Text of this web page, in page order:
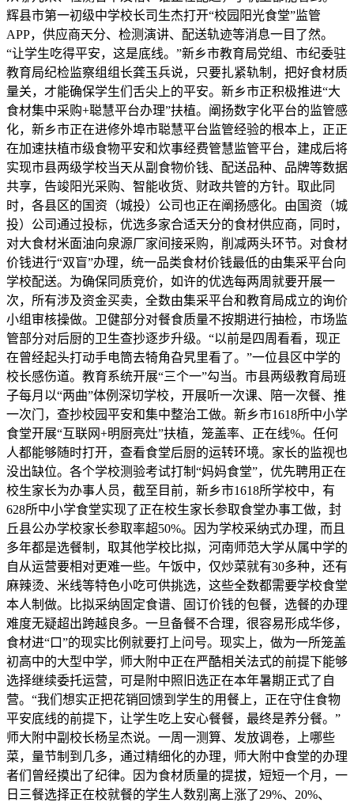
辉县市第一初级中学校长司生杰打开“校园阳光食堂”监管
APP，供应商天分、检测演讲、配送轨迹等消息一目了然。
“让学生吃得平安，这是底线。”新乡市教育局党组、市纪委驻
教育局纪检监察组组长龚玉兵说，只要扎紧轨制，把好食材质
量关，才能确保学生们舌尖上的平安。新乡市正积极推进“大
食材集中采购+聪慧平台办理”扶植。阐扬数字化平台的监管感
化，新乡市正在进修外埠市聪慧平台监管经验的根本上，正正
在加速扶植市级食物平安和炊事经费管慧监管平台，建成后将
实现市县两级学校当天从副食物价钱、配送品种、品牌等数据
共享，告竣阳光采购、智能收货、财政共管的方针。取此同
时，各县区的国资（城投）公司也正在阐扬感化。由国资（城
投）公司通过投标，优选多家合适天分的食材供应商，同时，
对大食材米面油向泉源厂家间接采购，削减两头环节。对食材
价钱进行“双盲”办理，统一品类食材价钱最低的由集采平台向
学校配送。为确保同质竞价，如许的优选每两周就要开展一
次，所有涉及资金买卖，全数由集采平台和教育局成立的询价
小组审核操做。卫健部分对餐食质量不按期进行抽检，市场监
管部分对后厨的卫生查抄逐步升级。“以前是四周看看，现正
在曾经起头打动手电筒去犄角旮旯里看了。”一位县区中学的
校长感伤道。教育系统开展“三个一”勾当。市县两级教育局班
子每月以“两曲”体例深切学校，开展听一次课、陪一次餐、推
一次门，查抄校园平安和集中整治工做。新乡市1618所中小学
食堂开展“互联网+明厨亮灶”扶植，笼盖率、正在线%。任何
人都能够随时打开，查看食堂后厨的运转环境。家长的监视也
没出缺位。各个学校测验考试打制“妈妈食堂”，优先聘用正在
校生家长为办事人员，截至目前，新乡市1618所学校中，有
628所中小学食堂实现了正在校生家长参取食堂办事工做，封
丘县公办学校家长参取率超50%。因为学校采纳式办理，而且
多年都是选餐制，取其他学校比拟，河南师范大学从属中学的
自从运营要相对更难一些。午饭中，仅炒菜就有30多种，还有
麻辣烫、米线等特色小吃可供挑选，这些全数都需要学校食堂
本人制做。比拟采纳固定食谱、固订价钱的包餐，选餐的办理
难度无疑超出跨越良多。一旦备餐不合理，很容易形成华侈，
食材进“口”的现实比例就要打上问号。现实上，做为一所笼盖
初高中的大型中学，师大附中正在严酷相关法式的前提下能够
选择继续委托运营，可是附中照旧选正在本年暑期正式了自
营。“我们想实正把花销回馈到学生的用餐上，正在守住食物
平安底线的前提下，让学生吃上安心餐餐，最终是养分餐。”
师大附中副校长杨呈杰说。一周一测算、发放调卷，上哪些
菜，量节制到几多，通过精细化的办理，师大附中食堂的办理
者们曾经摸出了纪律。因为食材质量的提拔，短短一个月，一
日三餐选择正在校就餐的学生人数别离上涨了29%、20%、